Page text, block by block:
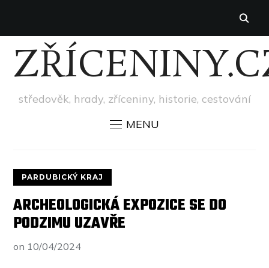
středověk, hrady, zříceniny, historie, cestování
MENU
PARDUBICKÝ KRAJ
ARCHEOLOGICKÁ EXPOZICE SE DO
PODZIMU UZAVŘE
on 10/04/2024